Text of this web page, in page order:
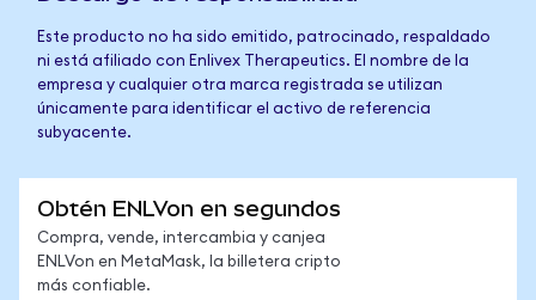
Este producto no ha sido emitido, patrocinado, respaldado
ni está afiliado con Enlivex Therapeutics. El nombre de la
empresa y cualquier otra marca registrada se utilizan
únicamente para identificar el activo de referencia
subyacente.
Obtén ENLVon en segundos
Compra, vende, intercambia y canjea
ENLVon en MetaMask, la billetera cripto
más confiable.